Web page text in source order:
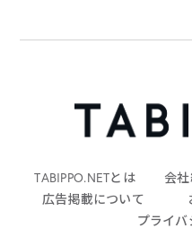
TABIPPO.NETとは 会
広告掲載について
プライ